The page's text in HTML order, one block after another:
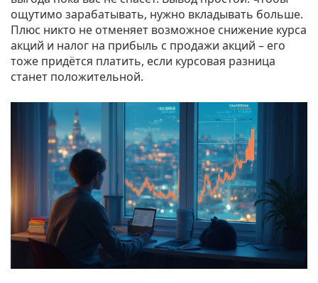
ощутимо зарабатывать, нужно вкладывать больше.
Плюс никто не отменяет возможное снижение курса
акций и налог на прибыль с продажи акций – его
тоже придётся платить, если курсовая разница
станет положительной.